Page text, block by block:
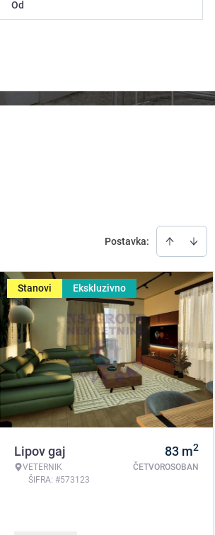
Postavka:
Stanovi Ekskluzivno
Lipov gaj
VETERNIK
ŠIFRA: #573123
83 m2
ČETVOROSOBAN